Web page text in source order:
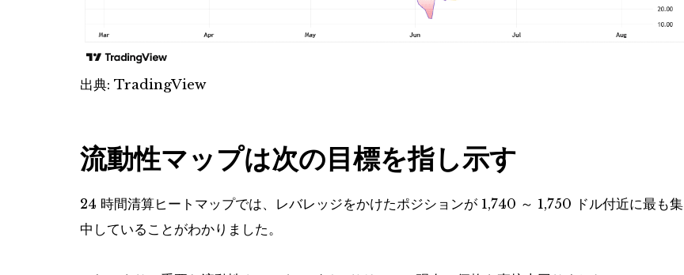
出典: TradingView
流動性マップは次の目標を指し示す
24 時間清算ヒートマップでは、レバレッジをかけたポジションが 1,740 ～ 1,750 ドル付近に最も集
中していることがわかりました。